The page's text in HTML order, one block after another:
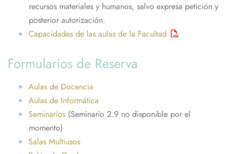
recursos materiales y humanos, salvo expresa petición y
posterior autorización.
Capacidades de las aulas de la Facultad
Formularios de Reserva
Aulas de Docencia
Aulas de Informática
Seminarios (Seminario 2.9 no disponible por el
momento)
Salas Multiusos